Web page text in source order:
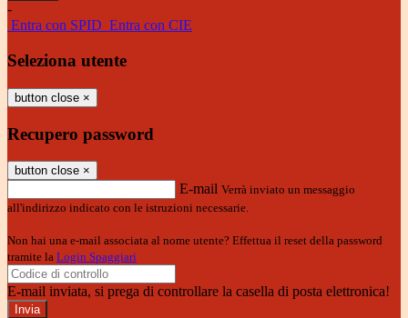
-
Entra con SPID Entra con CIE
Seleziona utente
button close ×
Recupero password
button close ×
E-mail Verrà inviato un messaggio
all'indirizzo indicato con le istruzioni necessarie.
Non hai una e-mail associata al nome utente? Effettua il reset della password
tramite la Login Spaggiari
E-mail inviata, si prega di controllare la casella di posta elettronica!